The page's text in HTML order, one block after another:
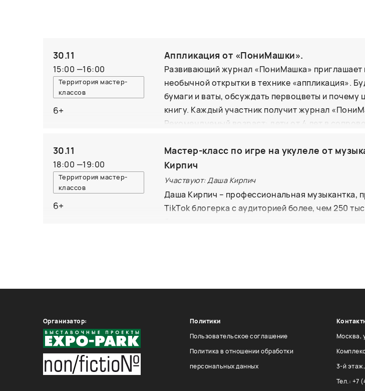
30.11
15:00 —16:00
Территория мастер-
классов
6+
Аппликация от «ПониМашки».
Развивающий журнал «ПониМашка» приглашает
необычной открытки в технике «аппликация».
бумаги и ваты, обсуждать первоцветы и почему
книгу. Каждый участник получит журнал
Рекомендуемый возраст: дети от 4 лет в
30.11
18:00 —19:00
Территория мастер-
классов
6+
Мастер-класс по игре на укулеле от
Кирпич
Участвуют: Даша Кирпич
Даша Кирпич – профессиональная музыкантка,
TikTok блогерка с аудиторией более, чем 250
Организатор:
Политики
Пользовательское соглашение
Политика в отношении обработки
персональных данных
Москва,
3-й
Тел.: +7